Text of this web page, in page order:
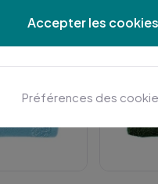
Accepter les cookies
Préférences des